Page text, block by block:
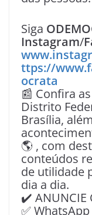
Siga
Instagram/
ttps://
ocrata
📰 Confira
Distrito
Brasília,
🌎 , com
conteúdos
de utilidade
dia a dia.
✔️ ANUNCIE
✅ WhatsApp